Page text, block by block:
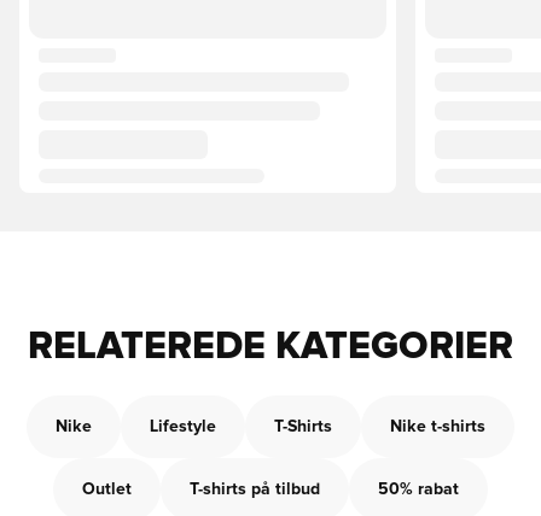
RELATEREDE KATEGORIER
Nike Lifestyle T-Shirts Nike t-shirts
Outlet T-shirts på tilbud 50% rabat